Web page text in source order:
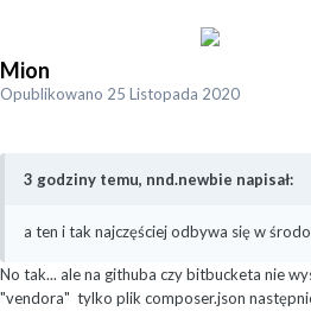
Mion
Opublikowano 25 Listopada 2020
3 godziny temu, nnd.newbie napisał:
a ten i tak najczęściej odbywa się w
No tak... ale na githuba czy bitbucketa nie
"vendora" tylko plik composer.json